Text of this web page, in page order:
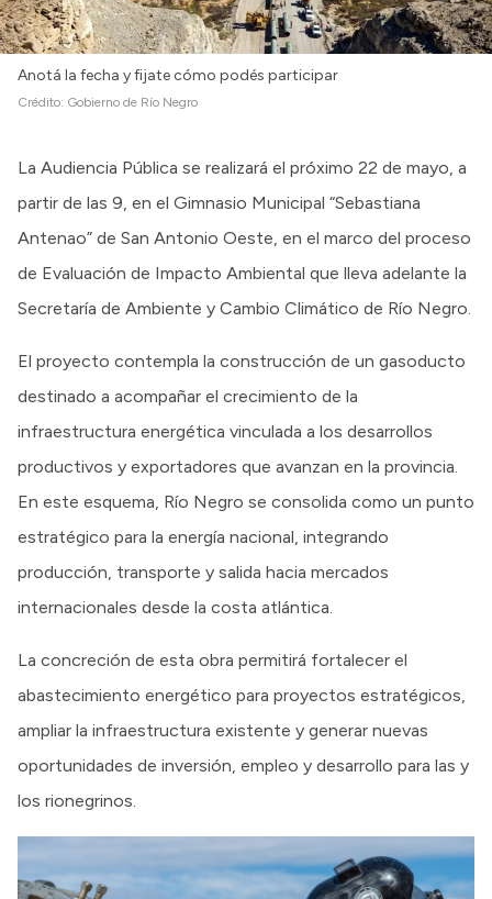
Anotá la fecha y fijate cómo podés participar
Crédito: Gobierno de Río Negro
La Audiencia Pública se realizará el próximo 22 de mayo, a
partir de las 9, en el Gimnasio Municipal “Sebastiana
Antenao” de San Antonio Oeste, en el marco del proceso
de Evaluación de Impacto Ambiental que lleva adelante la
Secretaría de Ambiente y Cambio Climático de Río Negro.
El proyecto contempla la construcción de un gasoducto
destinado a acompañar el crecimiento de la
infraestructura energética vinculada a los desarrollos
productivos y exportadores que avanzan en la provincia.
En este esquema, Río Negro se consolida como un punto
estratégico para la energía nacional, integrando
producción, transporte y salida hacia mercados
internacionales desde la costa atlántica.
La concreción de esta obra permitirá fortalecer el
abastecimiento energético para proyectos estratégicos,
ampliar la infraestructura existente y generar nuevas
oportunidades de inversión, empleo y desarrollo para las y
los rionegrinos.